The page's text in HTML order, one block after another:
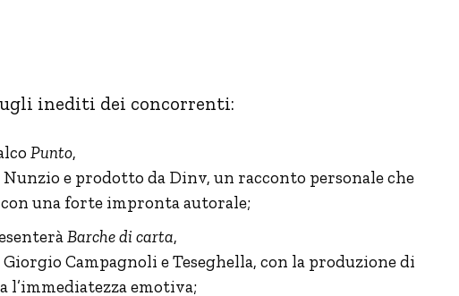
inediti dei concorrenti:
Punto,
e prodotto da Dinv, un racconto personale che
una forte impronta autorale;
Barche di carta,
Campagnoli e Teseghella, con la produzione di
l’immediatezza emotiva;